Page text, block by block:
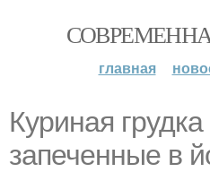
главная
Куриная
запеченные в